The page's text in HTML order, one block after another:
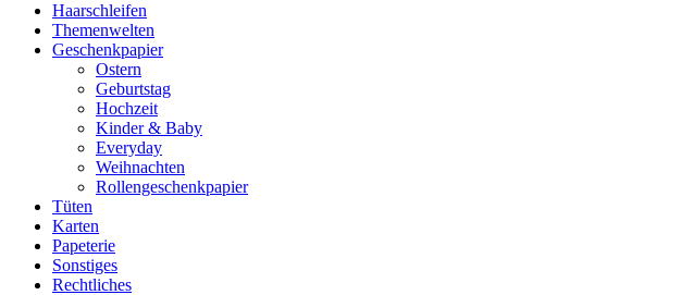
Haarschleifen
Themenwelten
Geschenkpapier
Ostern
Geburtstag
Hochzeit
Kinder & Baby
Everyday
Weihnachten
Rollengeschenkpapier
Tüten
Karten
Papeterie
Sonstiges
Rechtliches